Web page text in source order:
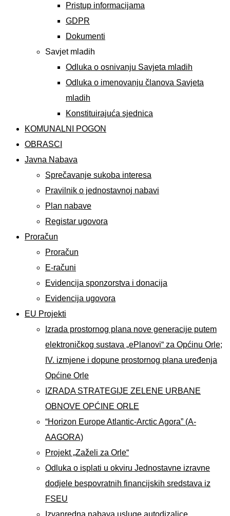
Pristup informacijama
GDPR
Dokumenti
Savjet mladih
Odluka o osnivanju Savjeta mladih
Odluka o imenovanju članova Savjeta
mladih
Konstituirajuća sjednica
KOMUNALNI POGON
OBRASCI
Javna Nabava
Sprečavanje sukoba interesa
Pravilnik o jednostavnoj nabavi
Plan nabave
Registar ugovora
Proračun
Proračun
E-računi
Evidencija sponzorstva i donacija
Evidencija ugovora
EU Projekti
Izrada prostornog plana nove generacije putem
elektroničkog sustava „ePlanovi“ za Općinu Orle;
IV. izmjene i dopune prostornog plana uređenja
Općine Orle
IZRADA STRATEGIJE ZELENE URBANE
OBNOVE OPĆINE ORLE
“Horizon Europe Atlantic-Arctic Agora” (A-
AAGORA)
Projekt „Zaželi za Orle“
Odluka o isplati u okviru Jednostavne izravne
dodjele bespovratnih financijskih sredstava iz
FSEU
Izvanredna nabava usluge autodizalice